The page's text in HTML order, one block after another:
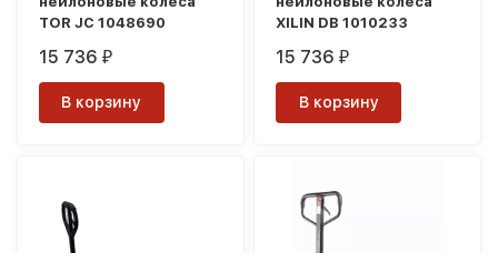
TOR JC 1048690
15 736₽
В корзину
XILIN DB 1010233
15 736₽
В корзину